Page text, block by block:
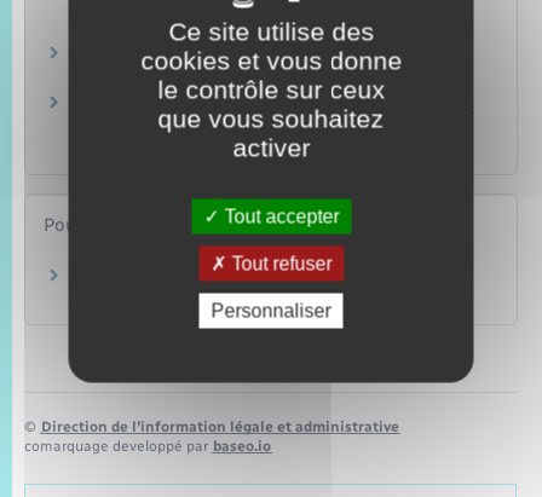
subsidiaire, apatride)
Étranger – Europe
Demande de naturalisation
Étranger – Europe
Légalisation de documents d'origine étrangère
(authentification)
Papiers – Citoyenneté – Élections
Pour en savoir plus
Obtenir un bordereau de situation fiscale
Ministère chargé des finances
© Direction de l’information légale et administrative
comarquage developpé par baseo.io
Ce site utilise des
cookies et vous donne
le contrôle sur ceux
que vous souhaitez
activer
Tout accepter
Tout refuser
Personnaliser